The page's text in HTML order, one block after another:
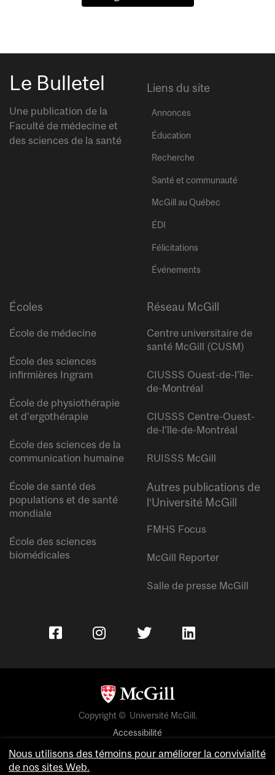
Le Bulletel
Une publication de la
Faculté de médecine et
des sciences de la santé
Liens du site
Annonces
Éducation
Recherche
Santé et communauté
McGill au Québec
ÉDI
Félicitations
Événements
Écoles
École de médecine
École des sciences
infirmières Ingram
École de physiothérapie
et d’ergothérapie
École des sciences de la
communication humaine
École de santé des
populations et de santé
mondiale
École des sciences
biomédicales
Réseau McGill
Centre universitaire de
santé McGill (CUSM)
CIUSSS Ouest-de-l’île-
de-Montréal
CIUSSS Centre-Ouest-
de-l’île-de-Montréal
RUISSS McGill
Autres publications de
l’Université McGill
FMHS Focus
McGill Reporter
Salle de presse McGill
Copyright © Université McGill.
Accessibilité
Confidentialité
Nous utilisons des témoins pour améliorer la convivialité
de nos sites Web.